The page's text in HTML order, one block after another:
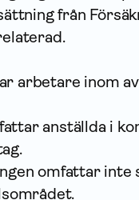
från
arbetare inom
anställda i
omfattar